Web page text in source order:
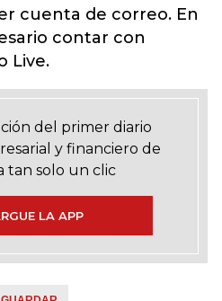
cuenta de correo. En
contar con
Live.
del primer diario
y financiero de
tan solo un clic
LA APP